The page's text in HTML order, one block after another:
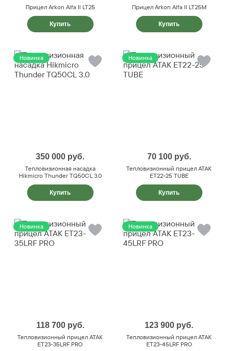
Прицел Arkon Alfa II LT25
Купить
Прицел Arkon Alfa II LT25M
Купить
Новинка
350 000 руб.
Тепловизионная насадка
Hikmicro Thunder TQ50CL 3.0
Купить
Новинка
70 100 руб.
Тепловизионный прицел ATAK
ET22-25 TUBE
Купить
Новинка
118 700 руб.
Тепловизионный прицел ATAK
ET23-35LRF PRO
Новинка
123 900 руб.
Тепловизионный прицел ATAK
ET23-45LRF PRO